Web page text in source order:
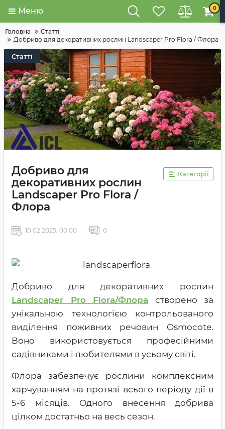
Меню 0
Головна
Статті
Добриво для декоративних рослин Landscaper Pro Flora / Флора
Статті
Добриво для
декоративних рослин
Landscaper Pro Flora /
Флора
Категорії
10 02 2025, 00:00 0
Добриво для декоративних рослин
Landscaper Pro Flora/Флора створено за
унікальною технологією контрольованого
виділення поживних речовин Osmocote.
Воно використовується професійними
садівниками і любителями в усьому світі.
Флора забезпечує рослини комплексним
харчуванням на протязі всього періоду дії в
5-6 місяців. Одного внесення добрива
цілком достатньо на весь сезон.